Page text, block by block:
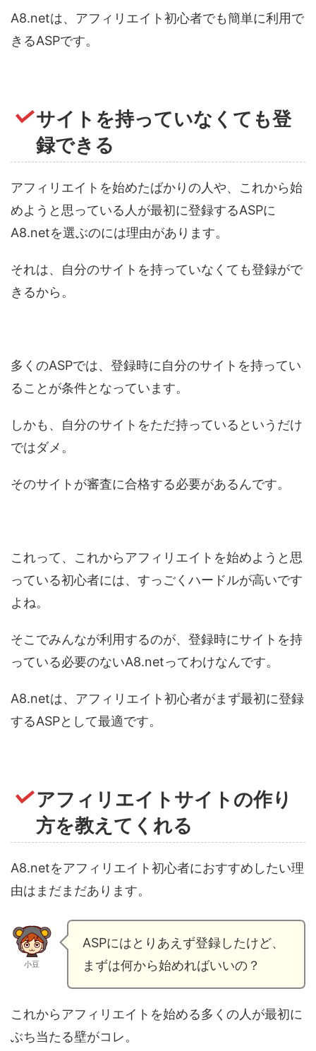
A8.netは、アフィリエイト初心者でも簡単に利用で
きるASPです。
サイトを持っていなくても登
録できる
アフィリエイトを始めたばかりの人や、これから始
めようと思っている人が最初に登録するASPに
A8.netを選ぶのには理由があります。
それは、自分のサイトを持っていなくても登録がで
きるから。
多くのASPでは、登録時に自分のサイトを持ってい
ることが条件となっています。
しかも、自分のサイトをただ持っているというだけ
ではダメ。
そのサイトが審査に合格する必要があるんです。
これって、これからアフィリエイトを始めようと思
っている初心者には、すっごくハードルが高いです
よね。
そこでみんなが利用するのが、登録時にサイトを持
っている必要のないA8.netってわけなんです。
A8.netは、アフィリエイト初心者がまず最初に登録
するASPとして最適です。
アフィリエイトサイトの作り
方を教えてくれる
A8.netをアフィリエイト初心者におすすめしたい理
由はまだまだあります。
小豆
ASPにはとりあえず登録したけど、
まずは何から始めればいいの？
これからアフィリエイトを始める多くの人が最初に
ぶち当たる壁がコレ。